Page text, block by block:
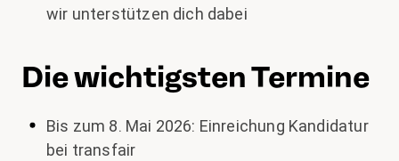
wir unterstützen dich dabei
Die wichtigsten Termine
Bis zum 8. Mai 2026: Einreichung Kandidatur
bei transfair